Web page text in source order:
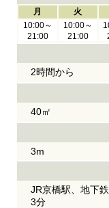
月 火
10:00～
21:00
10:00～
21:00
2時間から
40㎡
3m
JR京橋駅、地下
3分